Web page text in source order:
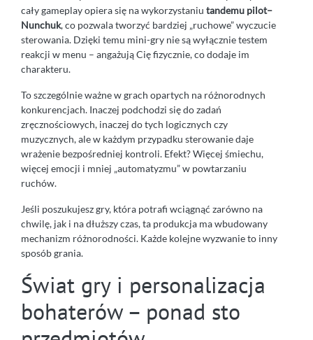
cały gameplay opiera się na wykorzystaniu tandemu pilot–
Nunchuk, co pozwala tworzyć bardziej „ruchowe” wyczucie
sterowania. Dzięki temu mini-gry nie są wyłącznie testem
reakcji w menu – angażują Cię fizycznie, co dodaje im
charakteru.
To szczególnie ważne w grach opartych na różnorodnych
konkurencjach. Inaczej podchodzi się do zadań
zręcznościowych, inaczej do tych logicznych czy
muzycznych, ale w każdym przypadku sterowanie daje
wrażenie bezpośredniej kontroli. Efekt? Więcej śmiechu,
więcej emocji i mniej „automatyzmu” w powtarzaniu
ruchów.
Jeśli poszukujesz gry, która potrafi wciągnąć zarówno na
chwilę, jak i na dłuższy czas, ta produkcja ma wbudowany
mechanizm różnorodności. Każde kolejne wyzwanie to inny
sposób grania.
Świat gry i personalizacja
bohaterów – ponad sto